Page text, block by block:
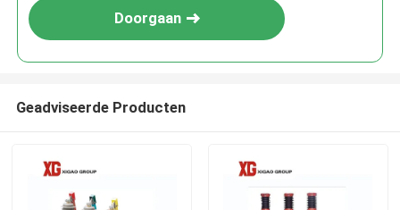
Doorgaan
Geadviseerde Producten